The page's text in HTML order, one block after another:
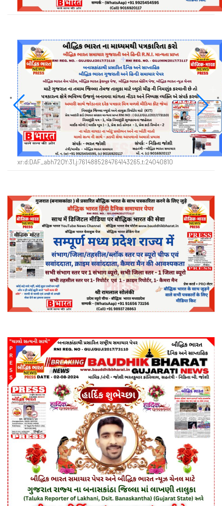
xr:d:DAF_abh72QY:31,j:7614885284764143265,t:24040810